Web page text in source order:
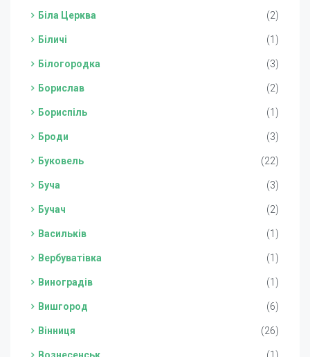
Біла Церква (2)
Біличі (1)
Білогородка (3)
Борислав (2)
Бориспіль (1)
Броди (3)
Буковель (22)
Буча (3)
Бучач (2)
Васильків (1)
Вербуватівка (1)
Виноградів (1)
Вишгород (6)
Вінниця (26)